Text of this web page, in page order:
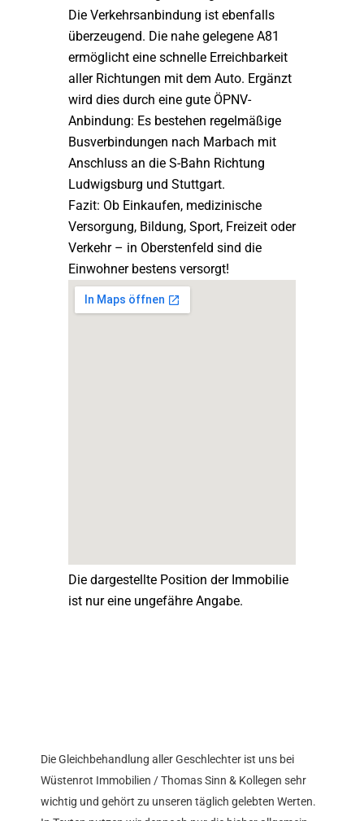
Die Verkehrsanbindung ist ebenfalls
überzeugend. Die nahe gelegene A81
ermöglicht eine schnelle Erreichbarkeit
aller Richtungen mit dem Auto. Ergänzt
wird dies durch eine gute ÖPNV-
Anbindung: Es bestehen regelmäßige
Busverbindungen nach Marbach mit
Anschluss an die S-Bahn Richtung
Ludwigsburg und Stuttgart.
Fazit: Ob Einkaufen, medizinische
Versorgung, Bildung, Sport, Freizeit oder
Verkehr – in Oberstenfeld sind die
Einwohner bestens versorgt!
Die dargestellte Position der Immobilie
ist nur eine ungefähre Angabe.
Die Gleichbehandlung aller Geschlechter ist uns bei
Wüstenrot Immobilien / Thomas Sinn & Kollegen sehr
wichtig und gehört zu unseren täglich gelebten Werten.